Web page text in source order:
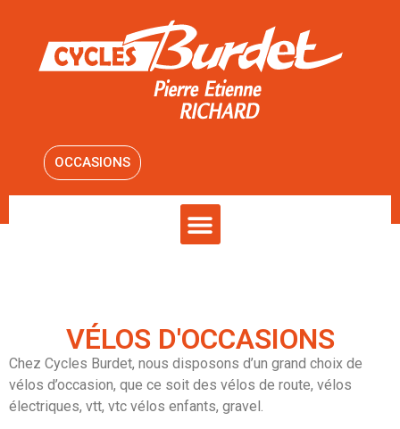
OCCASIONS
VÉLOS D'OCCASIONS
Chez Cycles Burdet, nous disposons d’un grand choix de
vélos d’occasion, que ce soit des vélos de route, vélos
électriques, vtt, vtc vélos enfants, gravel.